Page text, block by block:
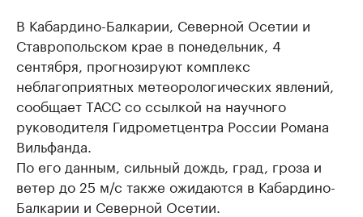
В Кабардино-Балкарии, Северной Осетии и
Ставропольском крае в понедельник, 4
сентября, прогнозируют комплекс
неблагоприятных метеорологических явлений,
сообщает ТАСС со ссылкой на научного
руководителя Гидрометцентра России Романа
Вильфанда.
По его данным, сильный дождь, град, гроза и
ветер до 25 м/с также ожидаются в Кабардино-
Балкарии и Северной Осетии.